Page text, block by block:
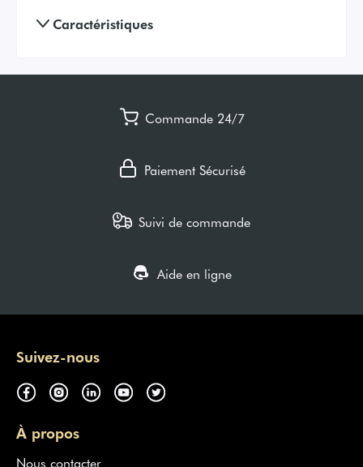
Caractéristiques
Commande 24/7
Paiement Sécurisé
Suivi de commande
Aide en ligne
Suivez-nous
À propos
Nous contacter